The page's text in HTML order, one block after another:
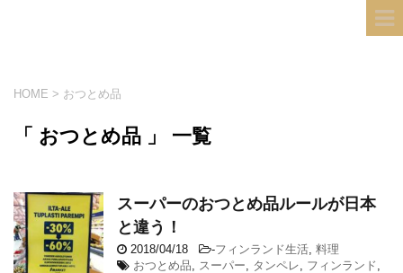
HOME > おつとめ品
「 おつとめ品 」 一覧
スーパーのおつとめ品ルールが日本
と違う！
2018/04/18 -フィンランド生活 料理
おつとめ品
スーパー タンペレ フィンランド